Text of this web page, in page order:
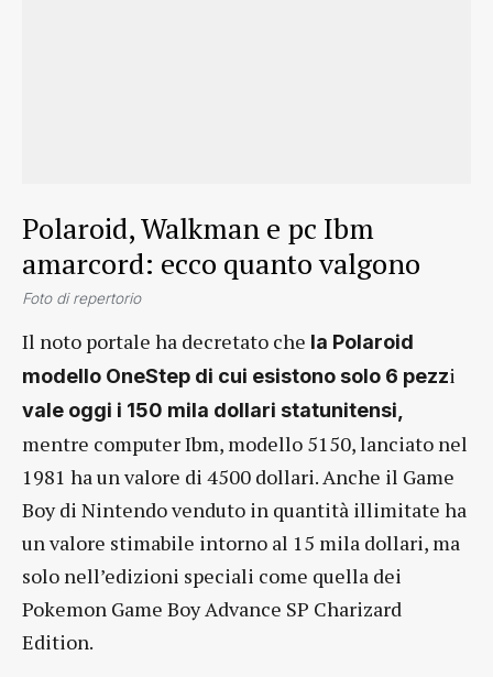
Polaroid, Walkman e pc Ibm
amarcord: ecco quanto valgono
Foto di repertorio
Il noto portale ha decretato che la Polaroid
modello OneStep di cui esistono solo 6 pezzi
vale oggi i 150 mila dollari statunitensi,
mentre computer Ibm, modello 5150, lanciato nel
1981 ha un valore di 4500 dollari. Anche il Game
Boy di Nintendo venduto in quantità illimitate ha
un valore stimabile intorno al 15 mila dollari, ma
solo nell’edizioni speciali come quella dei
Pokemon Game Boy Advance SP Charizard
Edition.